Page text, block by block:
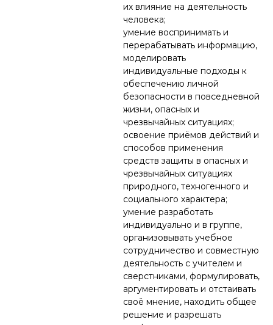
их влияние на деятельность
человека;
умение воспринимать и
перерабатывать информацию,
моделировать
индивидуальные подходы к
обеспечению личной
безопасности в повседневной
жизни, опасных и
чрезвычайных ситуациях;
освоение приёмов действий и
способов применения
средств защиты в опасных и
чрезвычайных ситуациях
природного, техногенного и
социального характера;
умение разработать
индивидуально и в группе,
организовывать учебное
сотрудничество и совместную
деятельность с учителем и
сверстниками, формулировать,
аргументировать и отстаивать
своё мнение, находить общее
решение и разрешать